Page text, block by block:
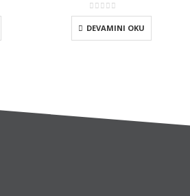
05 üzerinden
DEVAMINI OKU